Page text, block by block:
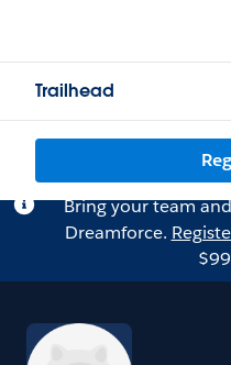
Trailhead
Bring your team
Dreamforce.